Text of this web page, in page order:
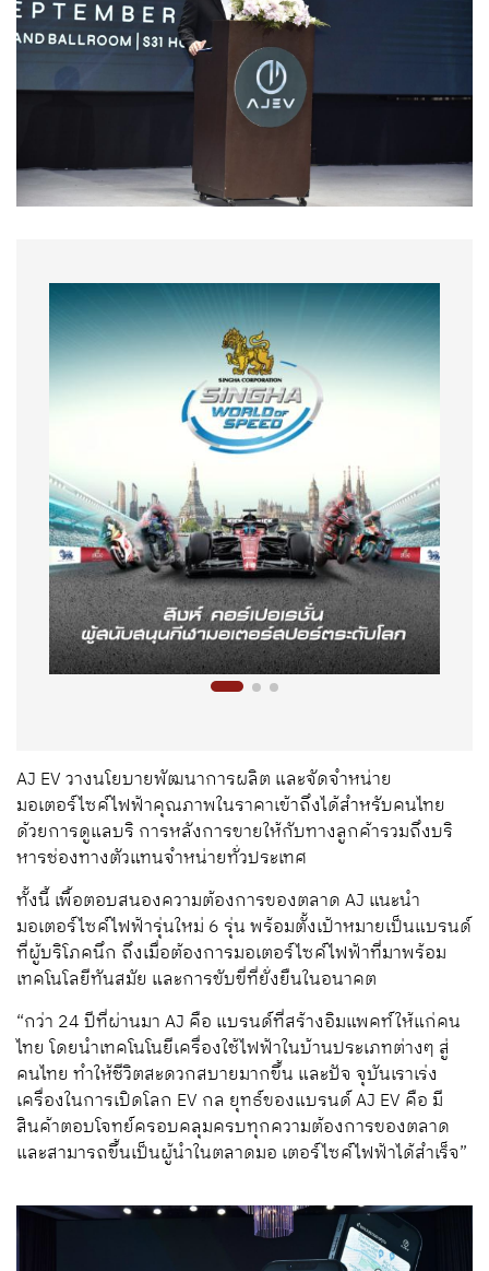
AJ EVวางนโยบายพัฒนาการผลิต และจัดจำหน่าย
มอเตอร์ไซค์ไฟฟ้าคุณภาพในราคาเข้าถึงได้สำหรับคนไทย
ด้วยการดูแลบริ การหลังการขายให้กับทางลูกค้ารวมถึงบริ
หารช่องทางตัวแทนจำหน่ายทั่วประเทศ
ทั้งนี้ เพื้อตอบสนองความต้องการของตลาด AJ แนะนำ
มอเตอร์ไซค์ไฟฟ้ารุ่นใหม่ 6 รุ่นพร้อมตั้งเป้าหมายเป็นแบรนด์
ที่ผู้บริโภคนึก ถึงเมื่อต้องการมอเตอร์ไซค์ไฟฟ้าที่มาพร้อม
เทคโนโลยีทันสมัย และการขับขี่ที่ยั่งยืนในอนาคต
“กว่า 24ปีที่ผ่านมาAJ คือ แบรนด์ที่สร้างอิมแพคท์ให้แก่คน
ไทย โดยนำเทคโนโนยีเครื่องใช้ไฟฟ้าในบ้านประเภทต่างๆ สู่
คนไทย ทำให้ชีวิตสะดวกสบายมากขึ้น และปัจ จุบันเราเร่ง
เครื่องในการเปิดโลก EV กล ยุทธ์ของแบรนด์AJ EV คือ มี
สินค้าตอบโจทย์ครอบคลุมครบทุกความต้องการของตลาด
และสามารถขึ้นเป็นผู้นำในตลาดมอ เตอร์ไซค์ไฟฟ้าได้สำเร็จ”